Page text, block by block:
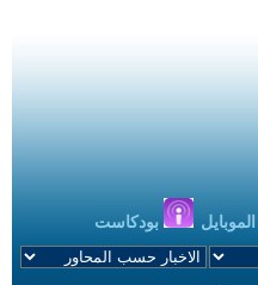
الموبايل بودكاست